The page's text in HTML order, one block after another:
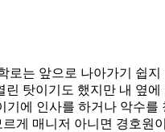
로는 앞으로 나아가기 쉽지
린 탓이기도 했지만 내 옆에
기에 인사를 하거나 악수를
게 매니저 아니면 경호원